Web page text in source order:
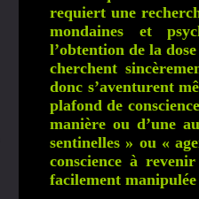
requiert une
mondaines et
l’obtention de la
cherchent
donc s’aventurent
plafond de
manière ou d’une
sentinelles » ou «
conscience à
facilement